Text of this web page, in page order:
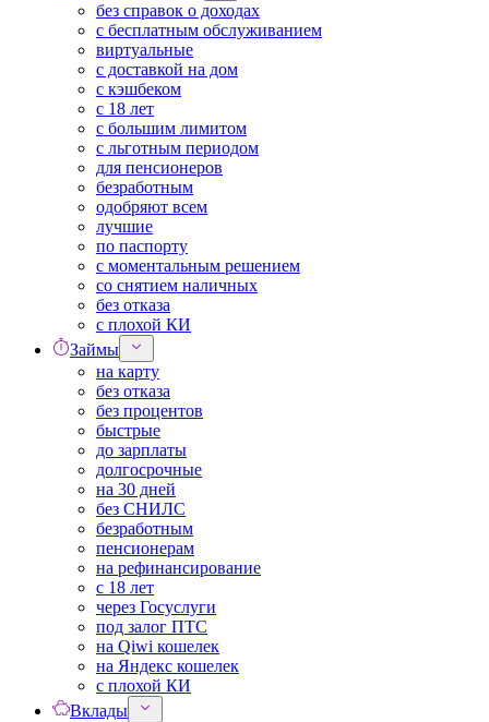
без справок о доходах
с бесплатным обслуживанием
виртуальные
с доставкой на дом
с кэшбеком
с 18 лет
с большим лимитом
с льготным периодом
для пенсионеров
безработным
одобряют всем
лучшие
по паспорту
с моментальным решением
со снятием наличных
без отказа
с плохой КИ
Займы
на карту
без отказа
без процентов
быстрые
до зарплаты
долгосрочные
на 30 дней
без СНИЛС
безработным
пенсионерам
на рефинансирование
с 18 лет
через Госуслуги
под залог ПТС
на Qiwi кошелек
на Яндекс кошелек
с плохой КИ
Вклады